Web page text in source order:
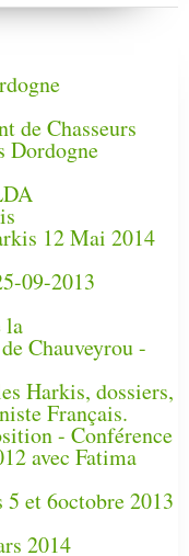
de Chasseurs
Dordogne
12 Mai 2014
09-2013
la
Chauveyrou -
Harkis, dossiers,
Français.
- Conférence
avec Fatima
et 6octobre 2013
2014